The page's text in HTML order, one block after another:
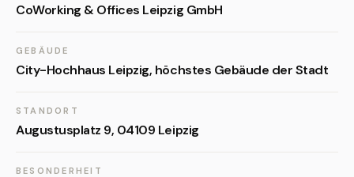
CoWorking & Offices Leipzig GmbH
GEBÄUDE
City-Hochhaus Leipzig, höchstes Gebäude der Stadt
STANDORT
Augustusplatz 9, 04109 Leipzig
BESONDERHEIT